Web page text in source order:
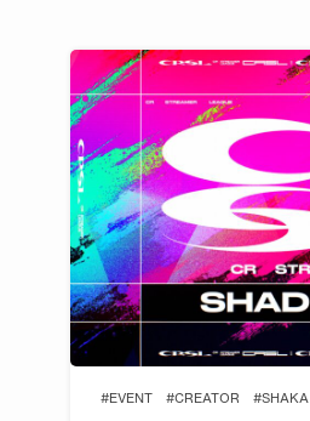
#EVENT #CREATOR #SHAKA